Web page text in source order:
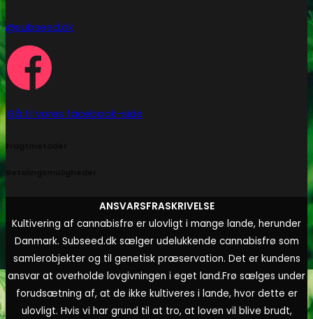
@subseed.dk
Gå til vores facebook-side
ANSVARSFRASKRIVELSE
Kultivering af cannabisfrø er ulovligt i mange lande, herunder
Danmark. Subseed.dk sælger udelukkende cannabisfrø som
samlerobjekter og til genetisk præservation. Det er kundens
ansvar at overholde lovgivningen i eget land.Frø sælges under
forudsætning af, at de ikke kultiveres i lande, hvor dette er
ulovligt. Hvis vi har grund til at tro, at loven vil blive brudt,